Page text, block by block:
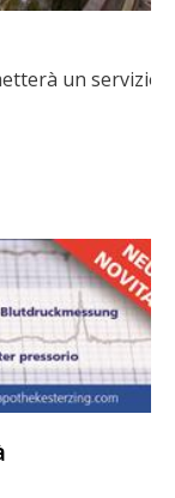
un servizio